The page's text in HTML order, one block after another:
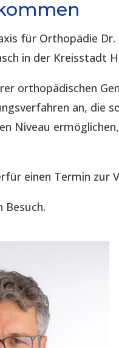
für Orthopädie
in der Kreisstadt
orthopädischen
an, die
Niveau
einen Termin zur
Besuch.